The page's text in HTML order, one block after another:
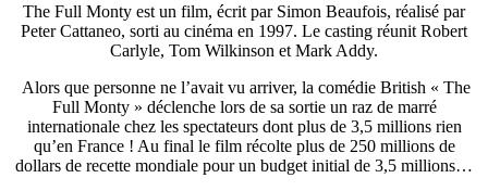
The Full Monty est un film, écrit par Simon Beaufois, réalisé par
Peter Cattaneo, sorti au cinéma en 1997. Le casting réunit Robert
Carlyle, Tom Wilkinson et Mark Addy.
Alors que personne ne l’avait vu arriver, la comédie British « The
Full Monty » déclenche lors de sa sortie un raz de marré
internationale chez les spectateurs dont plus de 3,5 millions rien
qu’en France ! Au final le film récolte plus de 250 millions de
dollars de recette mondiale pour un budget initial de 3,5 millions…